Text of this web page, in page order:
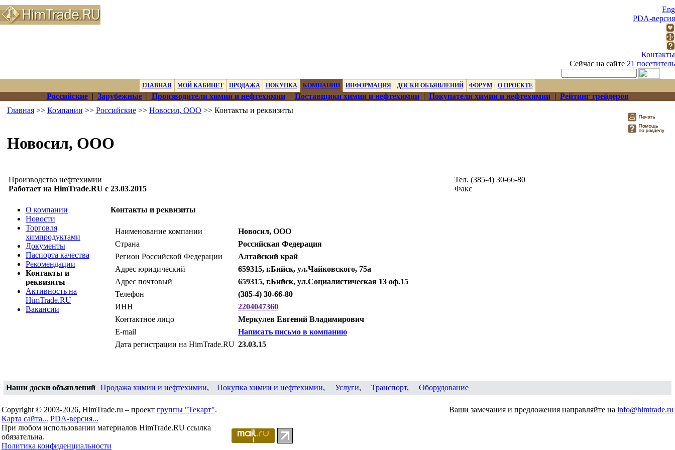
Eng
PDA-версия
Контакты
Сейчас на сайте 21 посетитель
ГЛАВНАЯ МОЙ КАБИНЕТ ПРОДАЖА ПОКУПКА КОМПАНИИ ИНФОРМАЦИЯ ДОСКИ ОБЪЯВЛЕНИЙ ФОРУМ О ПРОЕКТЕ
Российские| Зарубежные| Производители химии и нефтехимии| Поставщики химии и нефтехимии| Покупатели химии и нефтехимии| Рейтинг трейдеров
Главная>> Компании >> Российские>> Новосил, ООО >> Контакты и реквизиты
Новосил, ООО
Производство нефтехимии
Работает на HimTrade.RU с 23.03.2015
Тел. (385-4) 30-66-80
Факс
О компании
Новости
Торговля
химпродуктами
Документы
Паспорта качества
Рекомендации
Контакты и
реквизиты
Активность на
HimTrade.RU
Вакансии
Контакты и реквизиты
Наименование компании
Новосил, ООО
Страна
Российская Федерация
Регион Российской Федерации
Алтайский край
Адрес юридический
659315, г.Бийск, ул.Чайковского, 75а
Адрес почтовый
659315, г.Бийск, ул.Социалистическая 13 оф.15
Телефон
(385-4) 30-66-80
ИНН
2204047360
Контактное лицо
Меркулев Евгений Владимирович
E-mail
Написать письмо в компанию
Дата регистрации на HimTrade.RU 23.03.15
Наши доски объявлений Продажа химии и нефтехимии, Покупка химии и нефтехимии, Услуги, Транспорт, Оборудование
Copyright © 2003-2026, HimTrade.ru – проект группы "Текарт".
Карта сайта... PDA-версия...
При любом использовании материалов HimTrade.RU ссылка
обязательна.
Политика конфиденциальности
Ваши замечания и предложения направляйте на info@himtrade.ru